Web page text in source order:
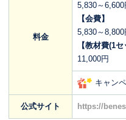
料金
5,830～6,600
【会費】
5,830～8,800
【教材費(1セ
11,000円
キャン
公式サイト https://